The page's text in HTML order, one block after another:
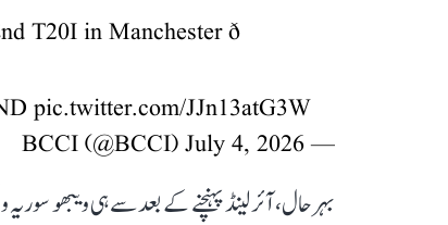
T20I in Manchester ð
pic.twitter.com/JJn13atG3W
— BCCI (@BCCI)
July 4, 2026
بہرحال، آئرلینڈ پہنچنے کے بعد سے ہی ویبھو